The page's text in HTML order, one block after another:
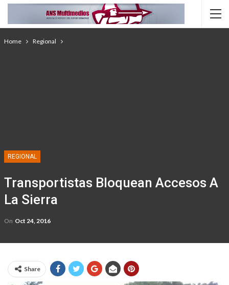
Home Regional
REGIONAL
Transportistas Bloquean Accesos A
La Sierra
On Oct 24, 2016
Share